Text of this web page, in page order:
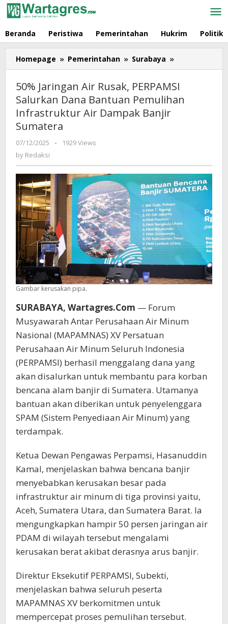
Skip
to
Beranda Peristiwa Pemerintahan Hukrim Politik
Homepage » Pemerintahan » Surabaya »
Jaringan
Rusak,
PERPAMSI
Air
Dampak
Banjir
50% Jaringan Air Rusak, PERPAMSI
Salurkan Dana Bantuan Pemulihan
Infrastruktur Air Dampak Banjir
Sumatera
07/12/2025
by
-
1929 Views
by Redaksi
Gambar kerusakan pipa.
SURABAYA, Wartagres.Com — Forum
Musyawarah Antar Perusahaan Air Minum
Nasional (MAPAMNAS) XV Persatuan
Perusahaan Air Minum Seluruh Indonesia
(PERPAMSI) berhasil menggalang dana yang
akan disalurkan untuk membantu para korban
bencana alam banjir di Sumatera. Utamanya
bantuan akan diberikan untuk penyelenggara
SPAM (Sistem Penyediaan Air Minum) yang
terdampak.
Ketua Dewan Pengawas Perpamsi, Hasanuddin
Kamal, menjelaskan bahwa bencana banjir
menyebabkan kerusakan besar pada
infrastruktur air minum di tiga provinsi yaitu,
Aceh, Sumatera Utara, dan Sumatera Barat. Ia
mengungkapkan hampir 50 persen jaringan air
PDAM di wilayah tersebut mengalami
kerusakan berat akibat derasnya arus banjir.
Direktur Eksekutif PERPAMSI, Subekti,
menjelaskan bahwa seluruh peserta
MAPAMNAS XV berkomitmen untuk
mempercepat proses pemulihan tersebut.